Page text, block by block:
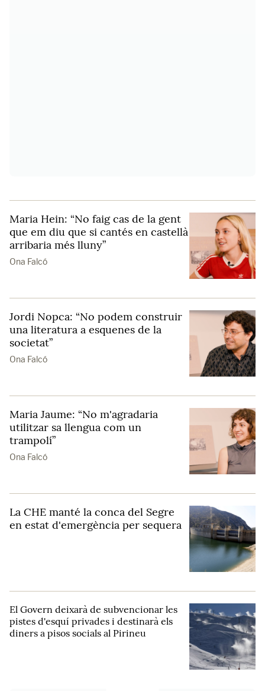
Maria Hein: “No faig cas de la gent
que em diu que si cantés en castellà
arribaria més lluny”
Ona Falcó
Jordi Nopca: “No podem construir
una literatura a esquenes de la
societat”
Ona Falcó
Maria Jaume: “No m'agradaria
utilitzar sa llengua com un
trampolí”
Ona Falcó
La CHE manté la conca del Segre
en estat d'emergència per sequera
El Govern deixarà de subvencionar les
pistes d'esquí privades i destinarà els
diners a pisos socials al Pirineu